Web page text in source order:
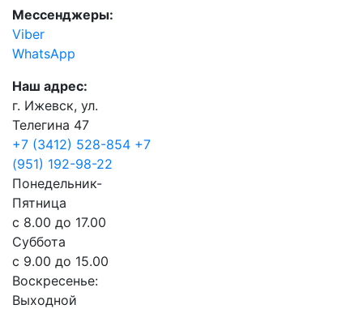
Мессенджеры:
Viber
WhatsApp
Наш адрес:
г. Ижевск, ул.
Телегина 47
+7 (3412) 528-854 +7
(951) 192-98-22
Понедельник-
Пятница
с 8.00 до 17.00
Суббота
с 9.00 до 15.00
Воскресенье:
Выходной